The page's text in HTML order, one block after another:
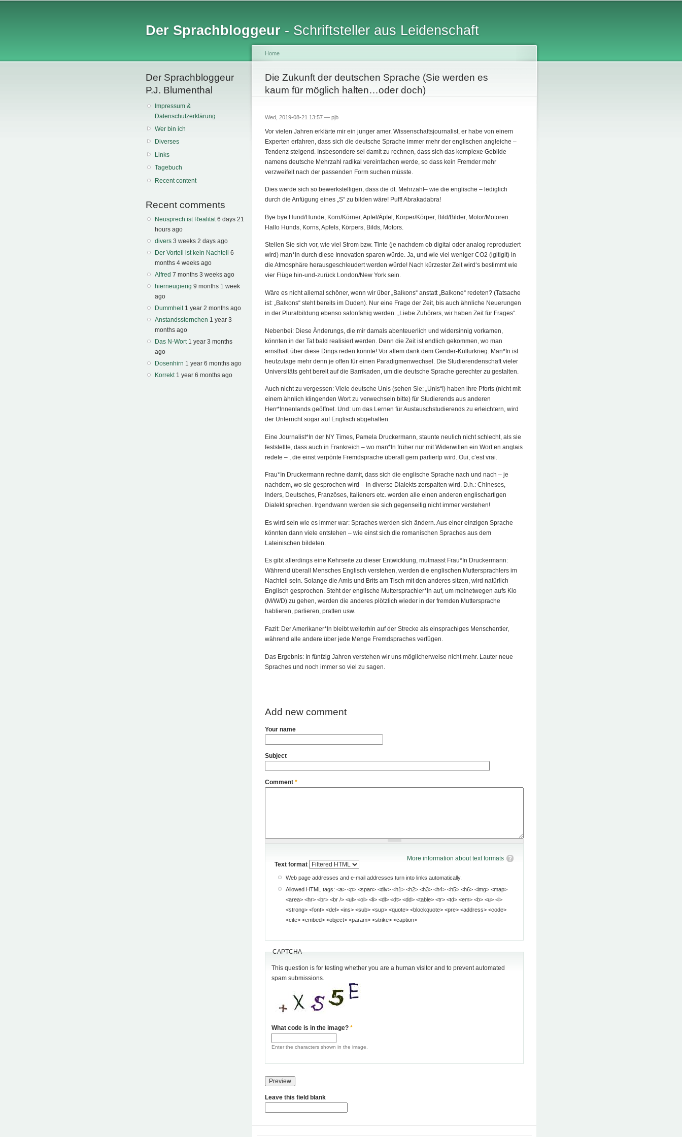
content
Der Sprachbloggeur - Schriftsteller aus Leidenschaft
Der Sprachbloggeur
P.J. Blumenthal
Impressum &
Datenschutzerklärung
Wer bin ich
Diverses
Links
Tagebuch
Recent content
Recent comments
Neusprech ist Realität 6 days 21
hours ago
divers 3 weeks 2 days ago
Der Vorteil ist kein Nachteil 6
months 4 weeks ago
Alfred 7 months 3 weeks ago
hierneugierig 9 months 1 week
ago
Dummheit 1 year 2 months ago
Anstandssternchen 1 year 3
months ago
Das N-Wort 1 year 3 months
ago
Dosenhirn 1 year 6 months ago
Korrekt 1 year 6 months ago
You are here
Home
Die Zukunft der deutschen Sprache (Sie werden es
kaum für möglich halten…oder doch)
Wed, 2019-08-21 13:57 — pjb
Vor vielen Jahren erklärte mir ein junger amer. Wissenschaftsjournalist, er habe von einem
Experten erfahren, dass sich die deutsche Sprache immer mehr der englischen angleiche –
Tendenz steigend. Insbesondere sei damit zu rechnen, dass sich das komplexe Gebilde
namens deutsche Mehrzahl radikal vereinfachen werde, so dass kein Fremder mehr
verzweifelt nach der passenden Form suchen müsste.
Dies werde sich so bewerkstelligen, dass die dt. Mehrzahl– wie die englische – lediglich
durch die Anfügung eines „S“ zu bilden wäre! Puff! Abrakadabra!
Bye bye Hund/Hunde, Korn/Körner, Apfel/Äpfel, Körper/Körper, Bild/Bilder, Motor/Motoren.
Hallo Hunds, Korns, Apfels, Körpers, Bilds, Motors.
Stellen Sie sich vor, wie viel Strom bzw. Tinte (je nachdem ob digital oder analog reproduziert
wird) man*In durch diese Innovation sparen würde. Ja, und wie viel weniger CO2 (igitigit) in
die Atmosphäre herausgeschleudert werden würde! Nach kürzester Zeit wird‘s bestimmt wie
vier Flüge hin-und-zurück London/New York sein.
Wäre es nicht allemal schöner, wenn wir über „Balkons“ anstatt „Balkone“ redeten? (Tatsache
ist: „Balkons“ steht bereits im Duden). Nur eine Frage der Zeit, bis auch ähnliche Neuerungen
in der Pluralbildung ebenso salonfähig werden. „Liebe Zuhörers, wir haben Zeit für Frages“.
Nebenbei: Diese Änderungs, die mir damals abenteuerlich und widersinnig vorkamen,
könnten in der Tat bald realisiert werden. Denn die Zeit ist endlich gekommen, wo man
ernsthaft über diese Dings reden könnte! Vor allem dank dem Gender-Kulturkrieg. Man*In ist
heutzutage mehr denn je offen für einen Paradigmenwechsel. Die Studierendenschaft vieler
Universitäts geht bereit auf die Barrikaden, um die deutsche Sprache gerechter zu gestalten.
Auch nicht zu vergessen: Viele deutsche Unis (sehen Sie: „Unis“!) haben ihre Pforts (nicht mit
einem ähnlich klingenden Wort zu verwechseln bitte) für Studierends aus anderen
Herr*Innenlands geöffnet. Und: um das Lernen für Austauschstudierends zu erleichtern, wird
der Unterricht sogar auf Englisch abgehalten.
Eine Journalist*In der NY Times, Pamela Druckermann, staunte neulich nicht schlecht, als sie
feststellte, dass auch in Frankreich – wo man*In früher nur mit Widerwillen ein Wort en anglais
redete – , die einst verpönte Fremdsprache überall gern parliertp wird. Oui, c’est vrai.
Frau*In Druckermann rechne damit, dass sich die englische Sprache nach und nach – je
nachdem, wo sie gesprochen wird – in diverse Dialekts zerspalten wird. D.h.: Chineses,
Inders, Deutsches, Französes, Italieners etc. werden alle einen anderen englischartigen
Dialekt sprechen. Irgendwann werden sie sich gegenseitig nicht immer verstehen!
Es wird sein wie es immer war: Spraches werden sich ändern. Aus einer einzigen Sprache
könnten dann viele entstehen – wie einst sich die romanischen Spraches aus dem
Lateinischen bildeten.
Es gibt allerdings eine Kehrseite zu dieser Entwicklung, mutmasst Frau*In Druckermann:
Während überall Mensches Englisch verstehen, werden die englischen Muttersprachlers im
Nachteil sein. Solange die Amis und Brits am Tisch mit den anderes sitzen, wird natürlich
Englisch gesprochen. Steht der englische Muttersprachler*In auf, um meinetwegen aufs Klo
(M/W/D) zu gehen, werden die anderes plötzlich wieder in der fremden Muttersprache
hablieren, parlieren, pratten usw.
Fazit: Der Amerikaner*In bleibt weiterhin auf der Strecke als einsprachiges Menschentier,
während alle andere über jede Menge Fremdspraches verfügen.
Das Ergebnis: In fünfzig Jahren verstehen wir uns möglicherweise nicht mehr. Lauter neue
Spraches und noch immer so viel zu sagen.
Add new comment
Your name
Subject
Comment *
More information about text formats
Text format
Web page addresses and e-mail addresses turn into links automatically.
Allowed HTML tags: <a> <p> <span> <div> <h1> <h2> <h3> <h4> <h5> <h6> <img> <map>
<area> <hr> <br> <br /> <ul> <ol> <li> <dl> <dt> <dd> <table> <tr> <td> <em> <b> <u> <i>
<strong> <font> <del> <ins> <sub> <sup> <quote> <blockquote> <pre> <address> <code>
<cite> <embed> <object> <param> <strike> <caption>
CAPTCHA
This question is for testing whether you are a human visitor and to prevent automated
spam submissions.
What code is in the image?*
Enter the characters shown in the image.
Leave this field blank